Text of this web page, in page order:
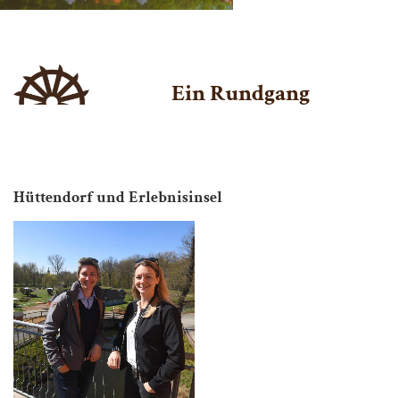
Ein Rundgang
Hüttendorf und Erlebnisinsel